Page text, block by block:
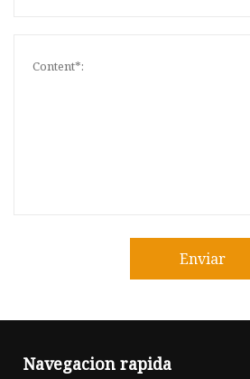
Enviar
Navegacion rapida